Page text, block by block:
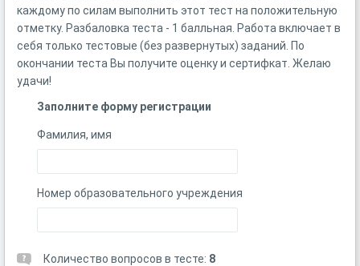
каждому по силам выполнить этот тест на положительную
отметку. Разбаловка теста - 1 балльная. Работа включает в
себя только тестовые (без развернутых) заданий. По
окончании теста Вы получите оценку и сертифкат. Желаю
удачи!
Заполните форму регистрации
Фамилия, имя
Номер образовательного учреждения
Количество вопросов в тесте: 8